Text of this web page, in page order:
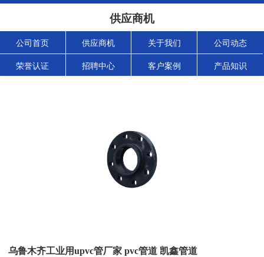
供应商机
公司首页 供应商机 关于我们 公司动态
荣誉认证 招聘中心 客户案例 产品知识
乌鲁木齐工业用upvc管厂家 pvc管道 凯鑫管道